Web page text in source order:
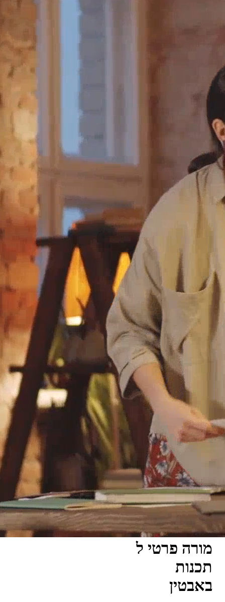
מורה פרטי ל
תכנות
באבטין